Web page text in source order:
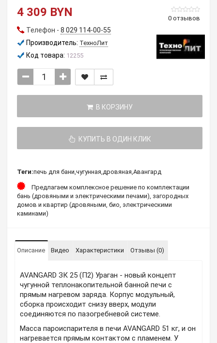
0 отзывов
4 309 BYN
Телефон - 8 029 114-00-55
Производитель: ТехноЛит
Код товара: 12255
В КОРЗИНУ
КУПИТЬ В ОДИН КЛИК
Теги:печь для бани,чугунная,дровяная,Авангард
Предлагаем комплексное решение по комплектации
бань (дровяными и электрическими печами), загородных
домов и квартир (дровяными, био, электрическими
каминами)
Описание Видео Характеристики Отзывы (0)
AVANGARD ЗК 25 (П2) Ураган - новый концепт
чугунной теплонакопительной банной печи с
прямым нагревом заряда. Корпус модульный,
сборка происходит снизу вверх, модули
соединяются по пазогребневой системе.
Масса пароиспарителя в печи AVANGARD 51 кг, и он
нагревается прямым контактом с пламенем. У